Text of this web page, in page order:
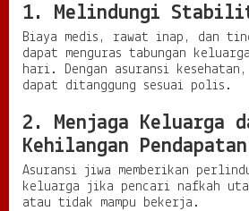
a
n
H
i
d
u
1. Melindungi
Biaya medis, rawat inap, dan
dapat menguras tabungan
hari. Dengan asuransi
dapat ditanggung sesuai polis.
2. Menjaga Keluarga
Kehilangan Pendapatan
Asuransi jiwa memberikan
keluarga jika pencari nafkah
atau tidak mampu bekerja.